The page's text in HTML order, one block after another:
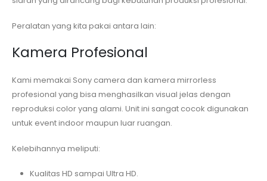
Peralatan yang kita pakai antara lain:
Kamera Profesional
Kami memakai Sony camera dan kamera mirrorless
profesional yang bisa menghasilkan visual jelas dengan
reproduksi color yang alami. Unit ini sangat cocok digunakan
untuk event indoor maupun luar ruangan.
Kelebihannya meliputi:
Kualitas HD sampai Ultra HD.